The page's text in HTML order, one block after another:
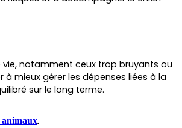
notamment ceux trop bruyants ou
à mieux gérer les dépenses liées à la
sur le long terme.
animaux.